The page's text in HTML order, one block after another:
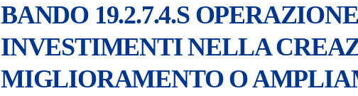
BANDO 19.2.7.4.S
INVESTIMENTI NELLA
MIGLIORAMENTO O